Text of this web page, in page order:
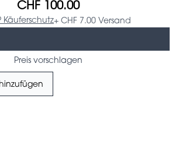
CHF 100.00
Käuferschutz+ CHF 7.00 Versand
Preis vorschlagen